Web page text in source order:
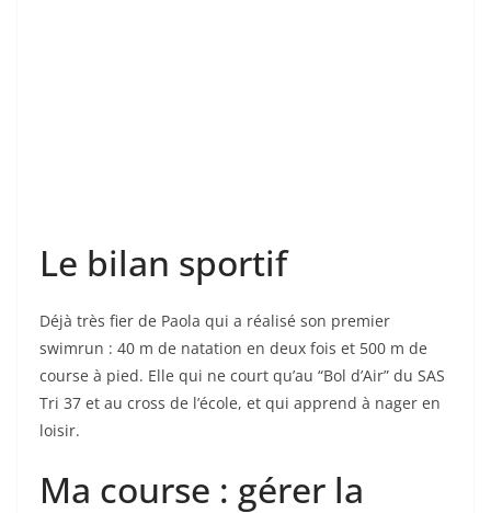
Le bilan sportif
Déjà très fier de Paola qui a réalisé son premier
swimrun : 40 m de natation en deux fois et 500 m de
course à pied. Elle qui ne court qu’au “Bol d’Air” du SAS
Tri 37 et au cross de l’école, et qui apprend à nager en
loisir.
Ma course : gérer la